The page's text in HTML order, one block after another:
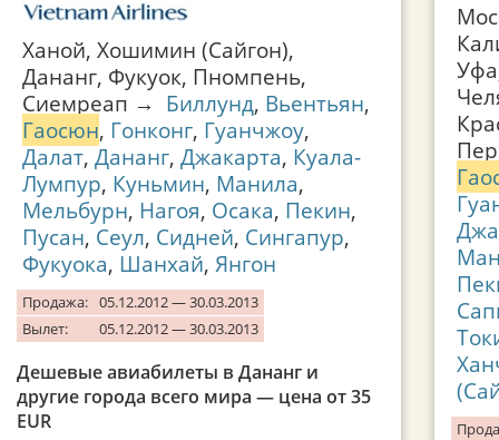
Ханой, Хошимин (Сайгон),
Дананг, Фукуок, Пномпень,
Сиемреап → Биллунд, Вьентьян,
Гаосюн, Гонконг, Гуанчжоу,
Далат, Дананг, Джакарта, Куала-
Лумпур, Куньмин, Манила,
Мельбурн, Нагоя, Осака, Пекин,
Пусан, Сеул, Сидней, Сингапур,
Фукуока, Шанхай, Янгон
Продажа: 05.12.2012 — 30.03.2013
Вылет:
05.12.2012 — 30.03.2013
Дешевые авиабилеты в Дананг и
другие города всего мира — цена от 35
EUR